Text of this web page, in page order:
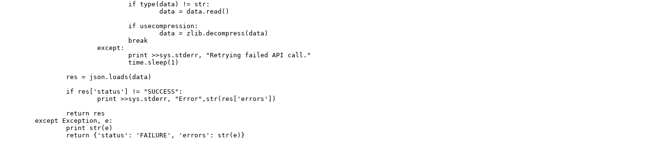
                res = json.loads(data)
                if res['status'] != "SUCCESS":
                        print >>sys.stderr, "Error",str(res['errors'])